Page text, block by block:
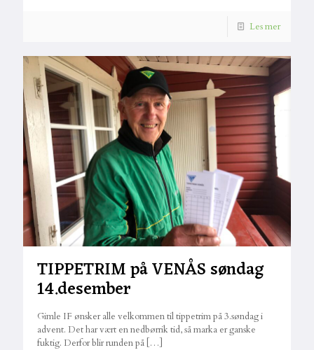
Les mer
TIPPETRIM på VENÅS søndag
14.desember
Gimle IF ønsker alle velkommen til tippetrim på 3.søndag i
advent. Det har vært en nedbørrik tid, så marka er ganske
fuktig. Derfor blir runden på […]